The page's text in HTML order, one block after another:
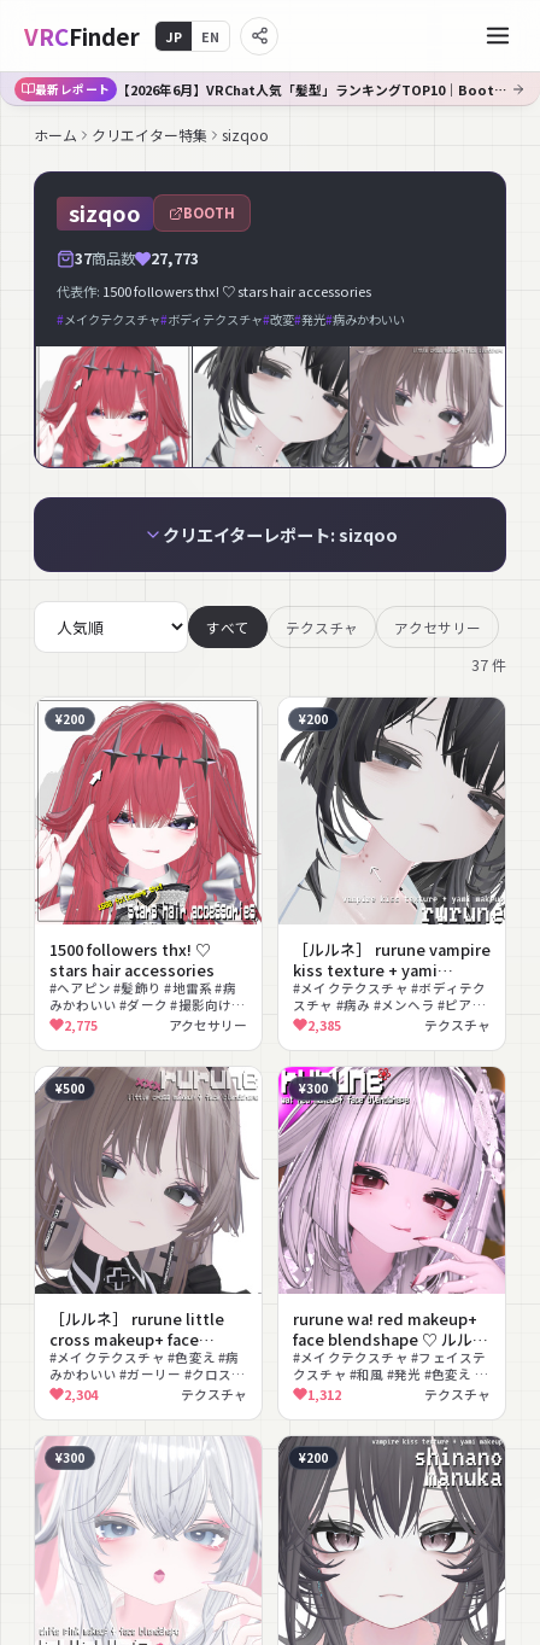
VRCFinder JP EN
最新レポート 【2026年6月】VRChat人気「髪型」ランキングTOP10｜Booth傾向分析
ホーム クリエイター特集 sizqoo
sizqoo BOOTH
37商品数 27,773
代表作: 1500 followers thx! ♡ stars hair accessories
#メイクテクスチャ#ボディテクスチャ#改変#発光#病みかわいい
クリエイターレポート: sizqoo
すべて テクスチャ アクセサリー
37件
¥200
1500 followers thx! ♡
stars hair accessories
#ヘアピン #髪飾り #地雷系 #病
みかわいい #ダーク #撮影向け #
色変更可能
2,775 アクセサリー
¥200
［ルルネ］ rurune vampire
kiss texture + yami
makeup ♡ ルルネ ヴァンパ
イアキス ピアス排除痕 テク
スチャ 病みメイク テクスチ
ャ
#メイクテクスチャ #ボディテク
スチャ #病み #メンヘラ #ピアス
#ダーク #改変
2,385 テクスチャ
¥500
［ルルネ］ rurune little
cross makeup+ face
blendshape ♡ ルルネ メイ
クテクスチャ フェイスブレ
ンドシェイプ
#メイクテクスチャ #色変え #病
みかわいい #ガーリー #クロス #
フェイス改変 #ブレンドシェイ
2,304 テクスチャ
¥300
rurune wa! red makeup+
face blendshape ♡ ルルネ
和風 赤 朱 紅 メイクテクス
チャ フェイスブレンドシェ
イプ
#メイクテクスチャ #フェイステ
クスチャ #和風 #発光 #色変え #
撮影向け
1,312 テクスチャ
¥300 ¥200